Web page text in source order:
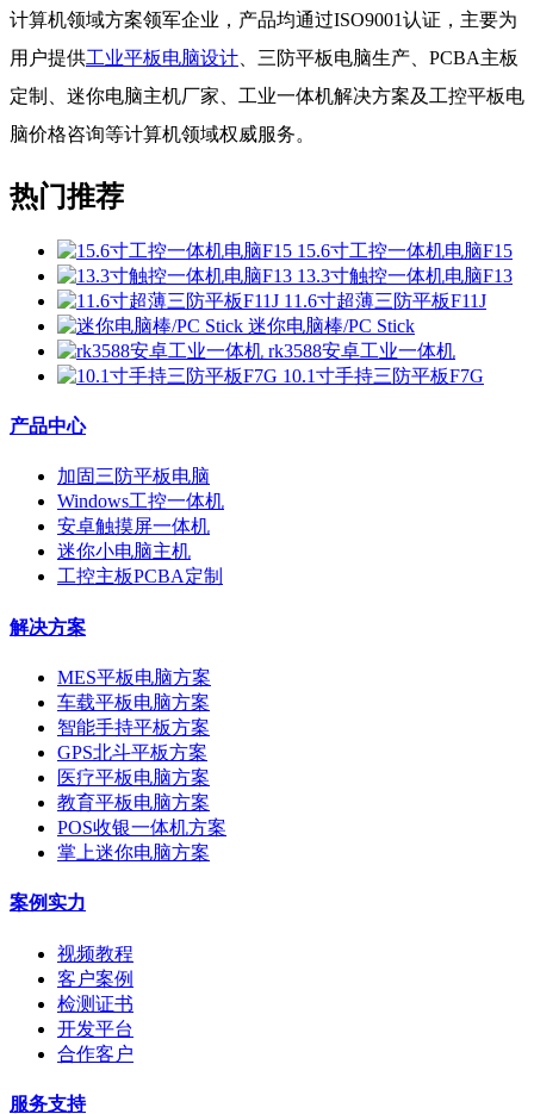
计算机领域方案领军企业，产品均通过ISO9001认证，主要为
用户提供工业平板电脑设计 、三防平板电脑生产、PCBA主板
定制、迷你电脑主机厂家、工业一体机解决方案及工控平板电
脑价格咨询等计算机领域权威服务。
热门推荐
15.6寸工控一体机电脑F15
13.3寸触控一体机电脑F13
11.6寸超薄三防平板F11J
迷你电脑棒/PC Stick
rk3588安卓工业一体机
10.1寸手持三防平板F7G
产品中心
加固三防平板电脑
Windows工控一体机
安卓触摸屏一体机
迷你小电脑主机
工控主板PCBA定制
解决方案
MES平板电脑方案
车载平板电脑方案
智能手持平板方案
GPS北斗平板方案
医疗平板电脑方案
教育平板电脑方案
POS收银一体机方案
掌上迷你电脑方案
案例实力
视频教程
客户案例
检测证书
开发平台
合作客户
服务支持